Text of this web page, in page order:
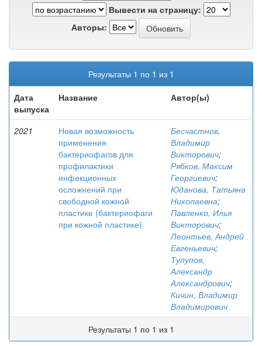
Вывести на страницу:
Авторы:
Результаты 1 по 1 из 1
Дата
выпуска
Название Автор(ы)
2021
Новая возможность
применения
бактериофагов для
профилактики
инфекционных
осложнений при
свободной кожной
пластике (бактериофаги
при кожной пластике)
Бесчастнов,
Владимир
Викторович;
Рябков, Максим
Георгиевич;
Юданова, Татьяна
Николаевна;
Павленко, Илья
Викторович;
Леонтьев, Андрей
Евгеньевич;
Тулупов,
Александр
Александрович;
Кичин, Владимир
Владимирович
Результаты 1 по 1 из 1